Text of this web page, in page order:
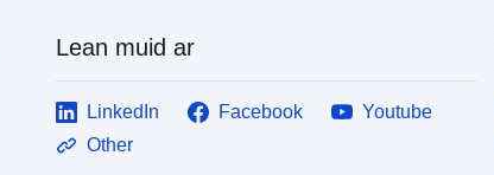
Lean muid ar
LinkedIn Facebook
Youtube
Other